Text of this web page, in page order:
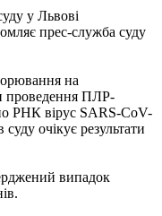
у Львові
прес-служба суду
на
проведення ПЛР-
РНК вірус SARS-CoV-
очікує результати
випадок